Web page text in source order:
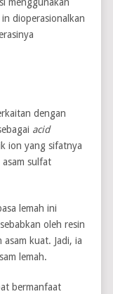
menggunakan
dioperasionalkan
dengan
acid
ion yang sifatnya
asam sulfat
lemah ini
oleh resin
kuat. Jadi, ia
lemah.
bermanfaat